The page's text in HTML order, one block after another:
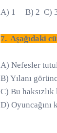
A) 1 B) 2 C)
7. Aşağıdaki
A) Nefesler
B) Yılanı
C) Bu haksızlık
D) Oyuncağını